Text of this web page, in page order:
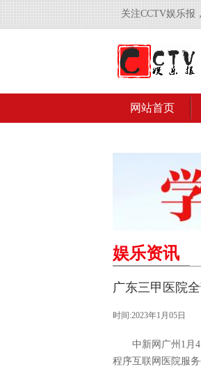
关注CCTV娱乐报
网站首页
娱乐资讯
广东三甲医院
时间:2023年1月05日
中新网广州1月4
程序互联网医院服